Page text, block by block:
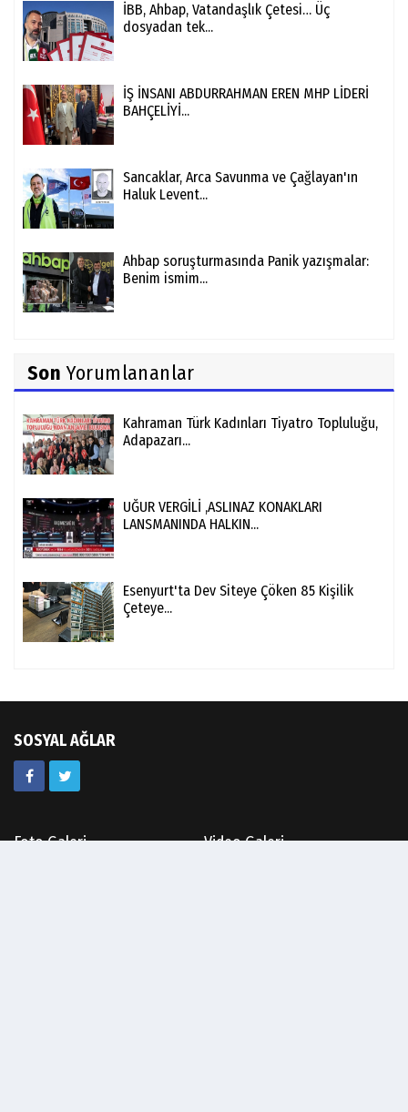
İBB, Ahbap, Vatandaşlık Çetesi… Üç
dosyadan tek...
İŞ İNSANI ABDURRAHMAN EREN MHP LİDERİ
BAHÇELİYİ...
Sancaklar, Arca Savunma ve Çağlayan'ın
Haluk Levent...
Ahbap soruşturmasında Panik yazışmalar:
Benim ismim...
Son Yorumlananlar
Kahraman Türk Kadınları Tiyatro Topluluğu,
Adapazarı...
UĞUR VERGİLİ ,ASLINAZ KONAKLARI
LANSMANINDA HALKIN...
Esenyurt'ta Dev Siteye Çöken 85 Kişilik
Çeteye...
SOSYAL AĞLAR
Foto Galeri
Video Galeri